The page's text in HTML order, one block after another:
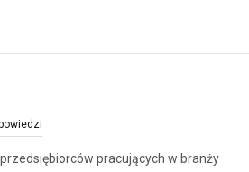
pracujących w branży